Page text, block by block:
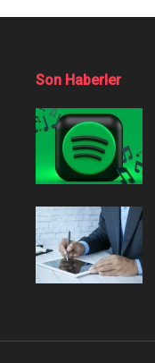
Son Haberler